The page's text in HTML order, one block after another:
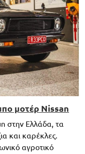
μοτέρ Nissan
στην Ελλάδα, τα
και καρέκλες.
αγροτικό